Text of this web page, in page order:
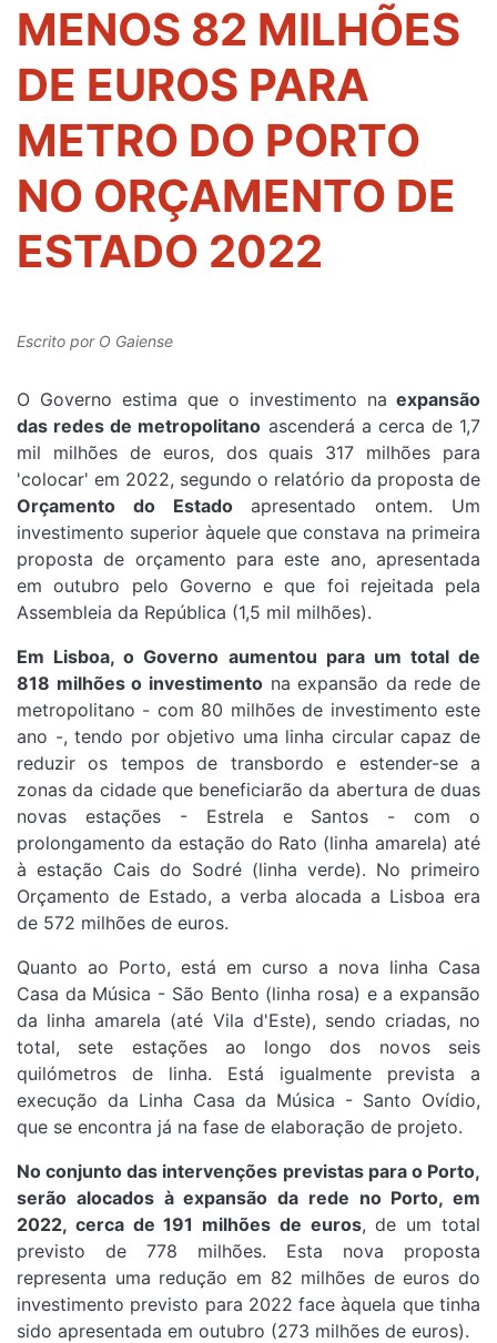
MENOS 82 MILHÕES
DE EUROS PARA
METRO DO PORTO
NO ORÇAMENTO DE
ESTADO 2022
Escrito por O Gaiense
O Governo estima que o investimento na expansão
das redes de metropolitano ascenderá a cerca de 1,7
mil milhões de euros, dos quais 317 milhões para
'colocar' em 2022, segundo o relatório da proposta de
Orçamento do Estadoapresentado ontem. Um
investimento superior àquele que constava na primeira
proposta de orçamento para este ano, apresentada
em outubro pelo Governo e que foi rejeitada pela
Assembleia da República (1,5 mil milhões).
Em Lisboa, o Governo aumentou para um total de
818 milhões o investimentona expansão da rede de
metropolitano - com 80 milhões de investimento este
ano -, tendo por objetivo uma linha circular capaz de
reduzir os tempos de transbordo e estender-se a
zonas da cidade que beneficiarão da abertura de duas
novas estações - Estrela e Santos - com o
prolongamento da estação do Rato (linha amarela) até
à estação Cais do Sodré (linha verde). No primeiro
Orçamento de Estado, a verba alocada a Lisboa era
de 572 milhões de euros.
Quanto ao Porto, está em curso a nova linha Casa
Casa da Música - São Bento (linha rosa) e a expansão
da linha amarela (até Vila d'Este), sendo criadas, no
total, sete estações ao longo dos novos seis
quilómetros de linha. Está igualmente prevista a
execução da Linha Casa da Música - Santo Ovídio,
que se encontra já na fase de elaboração de projeto.
No conjunto das intervenções previstas para o Porto,
serão alocados à expansão da rede no Porto, em
2022, cerca de 191 milhões de euros, de um total
previsto de 778 milhões. Esta nova proposta
representa uma redução em 82 milhões de euros do
investimento previsto para 2022 face àquela que tinha
sido apresentada em outubro (273 milhões de euros).